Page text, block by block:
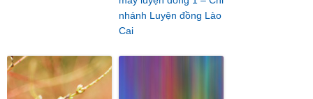
nhánh Luyện đồng Lào
Cai